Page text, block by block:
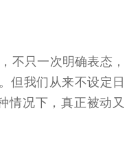
不只一次明确表态，
但我们从来不设定日
情况下，真正被动又